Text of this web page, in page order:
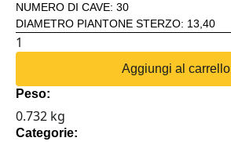
NUMERO DI CAVE: 30
DIAMETRO PIANTONE STERZO: 13,40
MOZZO
4X4
SUZUKI
VITARA
Aggiungi al carrello
Peso:
0.732 kg
Categorie: